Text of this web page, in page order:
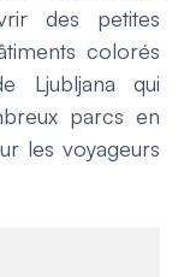
des petites
colorés
Ljubljana qui
parcs en
les voyageurs